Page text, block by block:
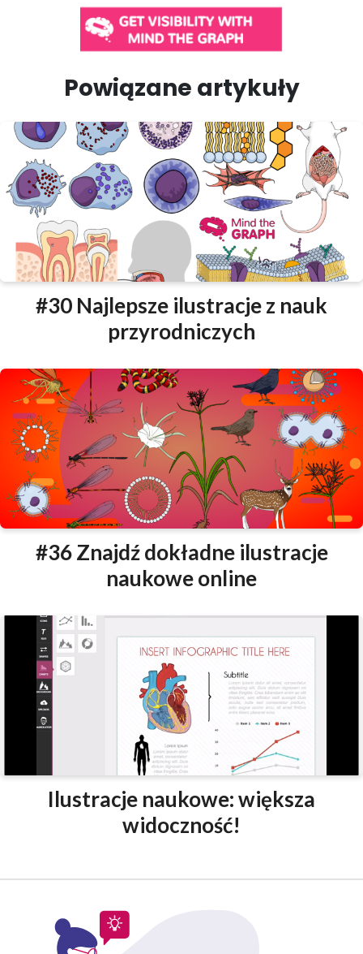
Powiązane artykuły
#30 Najlepsze ilustracje z nauk
przyrodniczych
#36 Znajdź dokładne ilustracje
naukowe online
Ilustracje naukowe: większa
widoczność!